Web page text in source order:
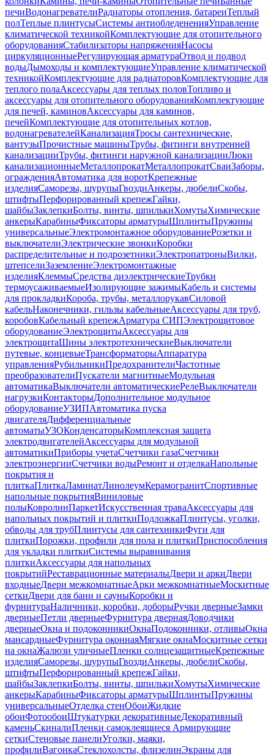
печиВодонагревателиРадиаторы отопления, батареиТеплый
полТеплые плинтусыСистемы антиобледененияУправление
климатической техникойКомплектующие для отопительного
оборудованияСтабилизаторы напряженияНасосы
циркуляционныеРегулирующая арматураОтвод и подвод
водыДымоходы и комплектующиеУправление климатической
техникойКомплектующие для радиаторовКомплектующие для
теплого полаАксессуары для теплых половТопливо и
аксессуары для отопительного оборудованияКомплектующие
для печей, каминовАксессуары для каминов,
печейКомплектующие для отопительных котлов,
водонагревателейКанализацияТросы сантехнические,
вантузыПрочистные машиныТрубы, фитинги внутренней
канализацииТрубы, фитинги наружной канализацииЛюки
канализационныеМеталлопрокатМеталлопрокатСваиЗаборы,
огражденияАвтоматика для воротКрепежные
изделияСаморезы, шурупыГвоздиАнкеры, дюбелиСкобы,
штифтыПерфорированный крепежГайки,
шайбыЗаклепкиБолты, винты, шпилькиХомутыХимические
анкерыКарабиныФиксаторы арматурыШплинтыПружины
универсальныеЭлектромонтажное оборудованиеРозетки и
выключателиЭлектрические звонкиКоробки
распределительные и подрозетникиЭлектропатроныВилки,
штепселиЗаземлениеЭлектромонтажные
изделияКлеммыСредства диэлектрическиеТрубки
термоусаживаемыеИзолирующие зажимыКабель и системы
для прокладкиКороба, трубы, металлорукавСиловой
кабельНаконечники, гильзы кабельныеАксессуары для труб,
коробовКабельный крепежАрматура СИПЭлектрощитовое
оборудованиеЭлектрощитыАксессуары для
электрощитаШины электротехническиеВыключатели
путевые, концевыеТрансформаторыАппаратура
управленияРубильникиПредохранителиЧастотные
преобразователиПускатели магнитныеМодульная
автоматикаВыключатели автоматическиеРелеВыключатели
нагрузкиКонтакторыДополнительное модульное
оборудованиеУЗИПАвтоматика пуска
двигателяДифференциальные
автоматыУЗОКонденсаторыКомплексная защита
электродвигателейАксессуары для модульной
автоматикиПриборы учетаСчетчики газаСчетчики
электроэнергииСчетчики водыРемонт и отделкаНапольные
покрытия и
плиткаПлиткаЛаминатЛинолеумКерамогранитСпортивные
напольные покрытияВиниловые
полыКовролинПаркетИскусственная траваАксессуары для
напольных покрытий и плиткиПодложкаПлинтусы, уголки,
обводы для трубПлинтусы для сантехникиФуги для
плиткиПорожки, профили для пола и плиткиПриспособления
для укладки плиткиСистемы выравнивания
плиткиАксессуары для напольных
покрытийРеставрационные материалыДвери и аркиДвери
входныеДвери межкомнатныеАрки межкомнатныеМоскитные
сеткиДвери для бани и сауныКоробки и
фурнитураНаличники, коробки, доборыРучки дверныеЗамки
дверныеПетли дверныеФурнитура двернаяДоводчики
дверныеОкна и подоконникиОкнаПодоконники, отливыОкна
мансардныеФурнитура оконнаяМягкие окнаМоскитные сетки
на окнаЖалюзи уличныеПленки солнцезащитныеКрепежные
изделияСаморезы, шурупыГвоздиАнкеры, дюбелиСкобы,
штифтыПерфорированный крепежГайки,
шайбыЗаклепкиБолты, винты, шпилькиХомутыХимические
анкерыКарабиныФиксаторы арматурыШплинтыПружины
универсальныеОтделка стенОбоиЖидкие
обоиФотообоиШтукатурки декоративныеДекоративный
каменьСкиналиПленки самоклеящиеся Армирующие
сеткиСтеновые панелиУголки, маяки,
профилиВагонкаСтеклохолсты, флизелинЭкраны для